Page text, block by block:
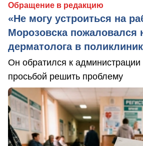
Обращение в редакцию
«Не могу устроиться на
Морозовска пожаловался
дерматолога в
Он обратился к администрации
просьбой решить проблему